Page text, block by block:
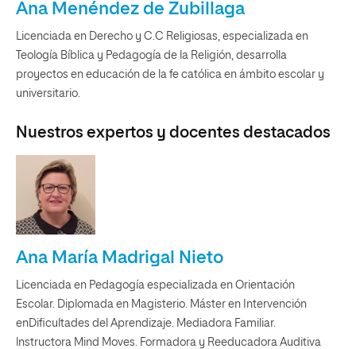
Ana Menéndez de Zubillaga
Licenciada en Derecho y C.C Religiosas, especializada en
Teología Bíblica y Pedagogía de la Religión, desarrolla
proyectos en educación de la fe católica en ámbito escolar y
universitario.
Nuestros expertos y docentes destacados
Ana María Madrigal Nieto
Licenciada en Pedagogía especializada en Orientación
Escolar. Diplomada en Magisterio. Máster en Intervención
enDificultades del Aprendizaje. Mediadora Familiar.
lnstructora Mind Moves. Formadora y Reeducadora Auditiva